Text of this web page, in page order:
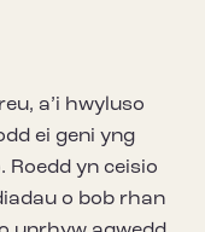
a’i hwyluso
ei geni yng
Roedd yn ceisio
o bob rhan